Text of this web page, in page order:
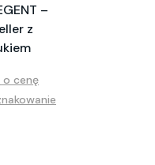
–
z
cenę